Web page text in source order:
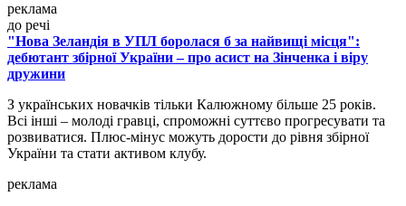
реклама
до речі
"Нова Зеландія в УПЛ боролася б за найвищі місця":
дебютант збірної України – про асист на Зінченка і віру
дружини
З українських новачків тільки Калюжному більше 25 років.
Всі інші – молоді гравці, спроможні суттєво прогресувати та
розвиватися. Плюс-мінус можуть дорости до рівня збірної
України та стати активом клубу.
реклама